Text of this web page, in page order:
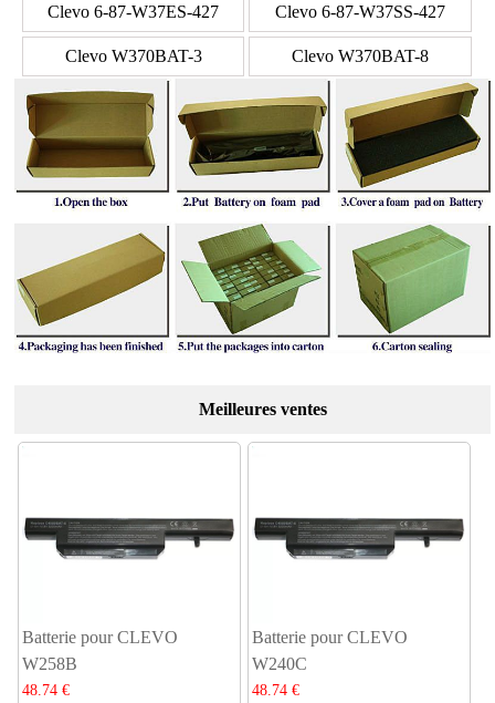
Clevo 6-87-W37ES-427 Clevo 6-87-W37SS-427
Clevo W370BAT-3 Clevo W370BAT-8
Meilleures ventes
Batterie pour CLEVO
W258B
48.74 €
Batterie pour CLEVO
W240C
48.74 €